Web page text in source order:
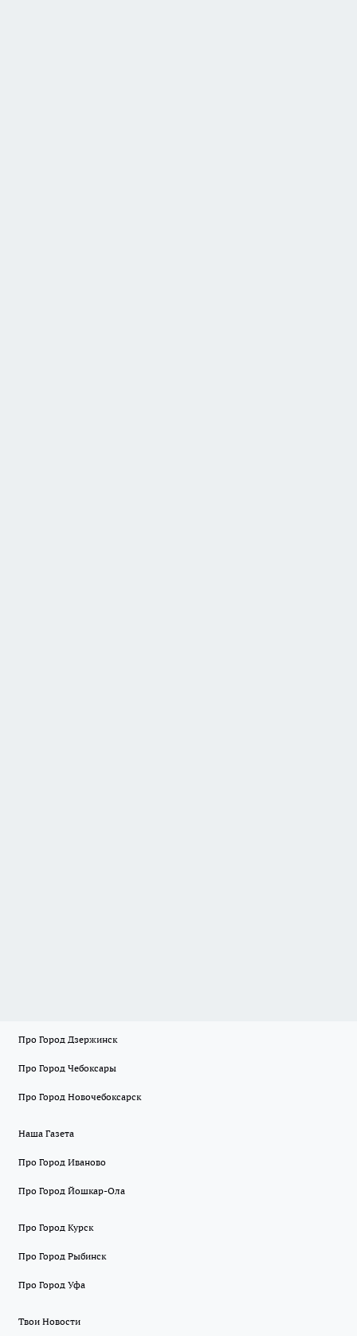
Про Город Дзержинск
Про Город Чебоксары
Про Город Новочебоксарск
Наша Газета
Про Город Иваново
Про Город Йошкар-Ола
Про Город Курск
Про Город Рыбинск
Про Город Уфа
Твои Новости